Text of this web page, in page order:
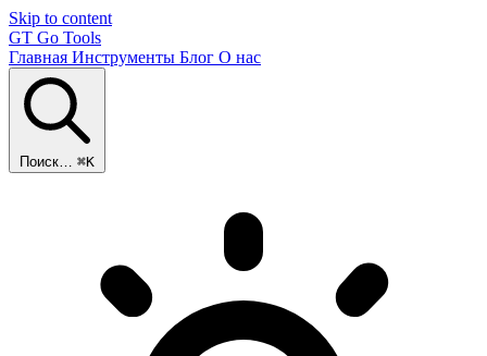
Skip to content
GT Go Tools
Главная Инструменты Блог О нас
Поиск… ⌘K